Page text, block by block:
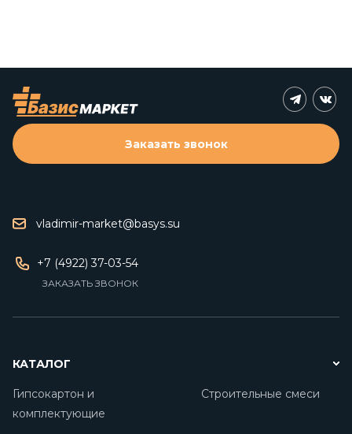
vladimir-market@basys.su
+7 (4922) 37-03-54
ЗАКАЗАТЬ ЗВОНОК
Заказать звонок
КАТАЛОГ
Гипсокартон и
комплектующие
Строительные смеси